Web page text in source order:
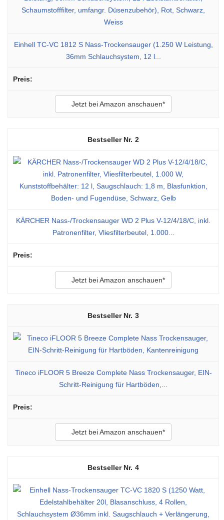
Einhell TC-VC 1812 S Nass-Trockensauger (1.250 W Leistung,
36mm Schlauchsystem, 12 l...
Jetzt bei Amazon anschauen*
2
KÄRCHER Nass-/Trockensauger WD 2 Plus V-12/4/18/C, inkl.
Patronenfilter, Vliesfilterbeutel, 1.000...
Jetzt bei Amazon anschauen*
3
Tineco iFLOOR 5 Breeze Complete Nass Trockensauger, EIN-
Schritt-Reinigung für Hartböden,...
Jetzt bei Amazon anschauen*
4